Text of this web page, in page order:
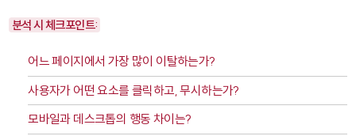
분석 시 체크포인트:
어느 페이지에서 가장 많이 이탈하는가?
사용자가 어떤 요소를 클릭하고, 무시하는가?
모바일과 데스크톱의 행동 차이는?